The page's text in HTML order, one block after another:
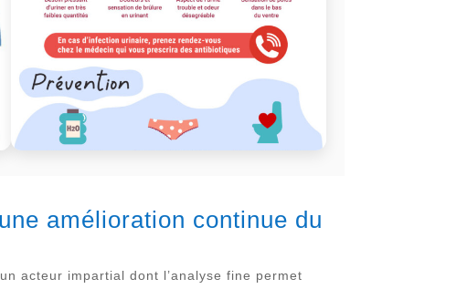
amélioration continue du
acteur impartial dont l’analyse fine permet